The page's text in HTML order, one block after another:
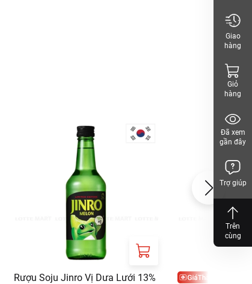
Rượu Soju Jinro Vị Dưa Lưới 13%
Giao
hàng
Giỏ
hàng
Đã xem
gần đây
Trợ giúp
Trên
cùng